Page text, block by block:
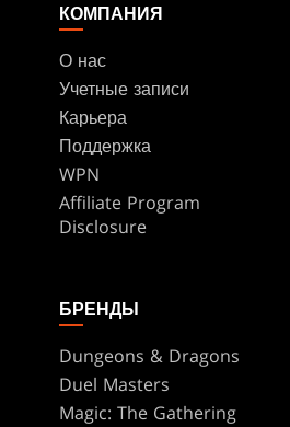
КОМПАНИЯ
О нас
Учетные записи
Карьера
Поддержка
WPN
Affiliate Program
Disclosure
БРЕНДЫ
Dungeons & Dragons
Duel Masters
Magic: The Gathering